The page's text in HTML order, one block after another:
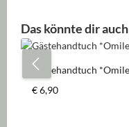
Produktgalerie
Das könnte dir
Gästehandtuch
Regulärer Preis:
€ 6,90